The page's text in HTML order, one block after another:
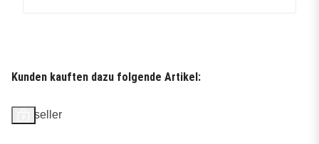
Kunden kauften dazu folgende Artikel:
Bestseller